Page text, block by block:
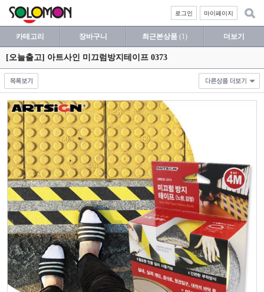
마이페이지
로그인
카테고리 장바구니 최근본상품 (1) 더보기
[오늘출고] 아트사인 미끄럼방지테이프 0373